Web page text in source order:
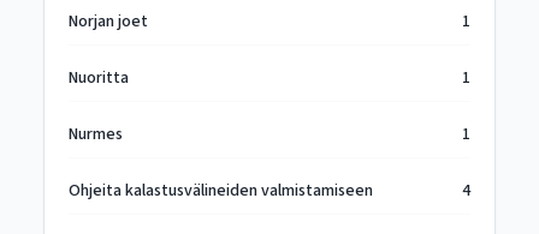
Norjan joet 1
Nuoritta 1
Nurmes 1
Ohjeita kalastusvälineiden valmistamiseen 4